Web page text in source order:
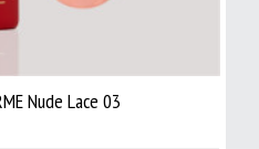
Nude Lace 03